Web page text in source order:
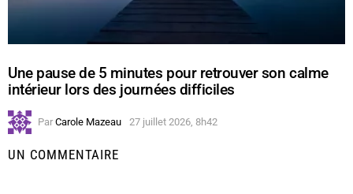
Une pause de 5 minutes pour retrouver son calme
intérieur lors des journées difficiles
Par Carole Mazeau 27 juillet 2026, 8h42
UN COMMENTAIRE